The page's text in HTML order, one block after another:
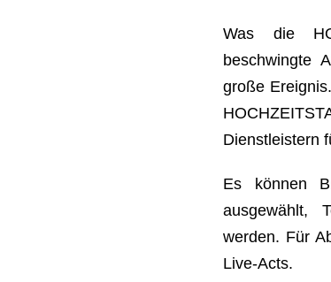
Was die
beschwingte
große
Dienstleistern
Es können
ausgewählt,
werden. Für
Live-Acts.